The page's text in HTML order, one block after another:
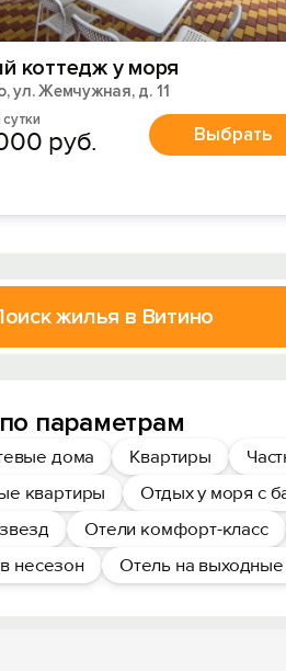
коттедж у моря
ул. Жемчужная, д. 11
руб. Выбрать
жилья в Витино
параметрам
дома Квартиры
квартиры Отдых у моря с
Отели комфорт-класс
несезон Отель на выходные